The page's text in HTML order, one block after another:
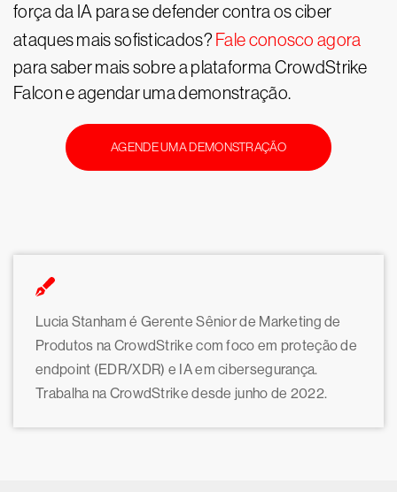
força da IA para se defender contra os ciber
ataques mais sofisticados? Fale conosco agora
para saber mais sobre a plataforma CrowdStrike
Falcon e agendar uma demonstração.
AGENDE UMA DEMONSTRAÇÃO
Lucia Stanham é Gerente Sênior de Marketing de
Produtos na CrowdStrike com foco em proteção de
endpoint (EDR/XDR) e IA em cibersegurança.
Trabalha na CrowdStrike desde junho de 2022.